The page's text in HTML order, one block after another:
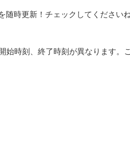
随時更新！チェックしてくださいね
始時刻、終了時刻が異なります。